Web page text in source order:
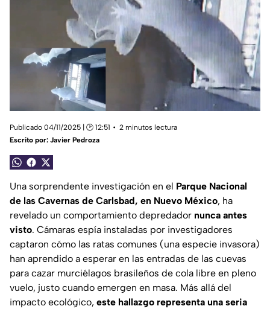
Publicado 04/11/2025 | 🕑 12:51
2 minutos lectura
Escrito por: Javier Pedroza
Una sorprendente investigación en el Parque Nacional
de las Cavernas de Carlsbad, en Nuevo México, ha
revelado un comportamiento depredador nunca antes
visto. Cámaras espía instaladas por investigadores
captaron cómo las ratas comunes (una especie invasora)
han aprendido a esperar en las entradas de las cuevas
para cazar murciélagos brasileños de cola libre en pleno
vuelo, justo cuando emergen en masa. Más allá del
impacto ecológico, este hallazgo representa una seria